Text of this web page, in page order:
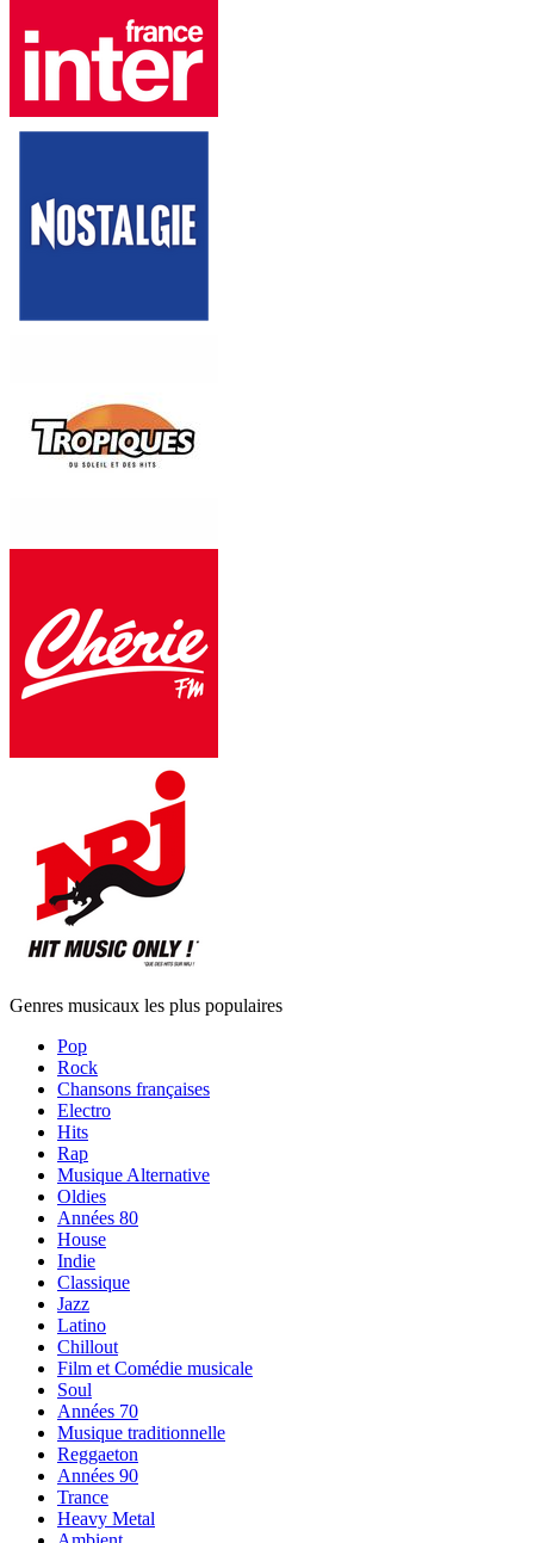
Genres musicaux les plus populaires
Pop
Rock
Chansons françaises
Electro
Hits
Rap
Musique Alternative
Oldies
Années 80
House
Indie
Classique
Jazz
Latino
Chillout
Film et Comédie musicale
Soul
Années 70
Musique traditionnelle
Reggaeton
Années 90
Trance
Heavy Metal